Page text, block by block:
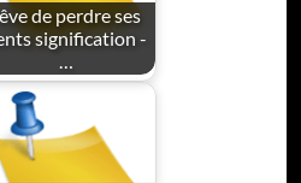
de perdre ses
signification -
…